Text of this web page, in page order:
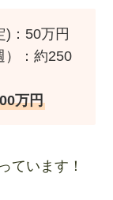
)：50万円
）：約250
万円
ています！